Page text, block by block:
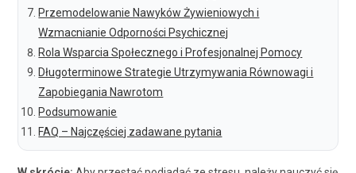
Przemodelowanie Nawyków Żywieniowych i
Wzmacnianie Odporności Psychicznej
Rola Wsparcia Społecznego i Profesjonalnej Pomocy
Długoterminowe Strategie Utrzymywania Równowagi i
Zapobiegania Nawrotom
Podsumowanie
FAQ – Najczęściej zadawane pytania